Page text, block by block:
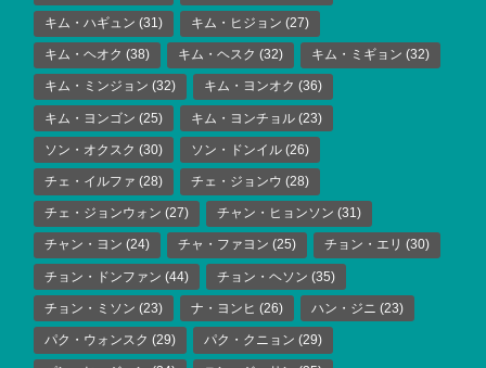
キム・ハギュン (31) キム・ヒジョン (27)
キム・ヘオク (38) キム・ヘスク (32) キム・ミギョン (32)
キム・ミンジョン (32) キム・ヨンオク (36)
キム・ヨンゴン (25) キム・ヨンチョル (23)
ソン・オクスク (30) ソン・ドンイル (26)
チェ・イルファ (28) チェ・ジョンウ (28)
チェ・ジョンウォン (27) チャン・ヒョンソン (31)
チャン・ヨン (24) チャ・ファヨン (25) チョン・エリ (30)
チョン・ドンファン (44) チョン・ヘソン (35)
チョン・ミソン (23) ナ・ヨンヒ (26) ハン・ジニ (23)
パク・ウォンスク (29) パク・クニョン (29)